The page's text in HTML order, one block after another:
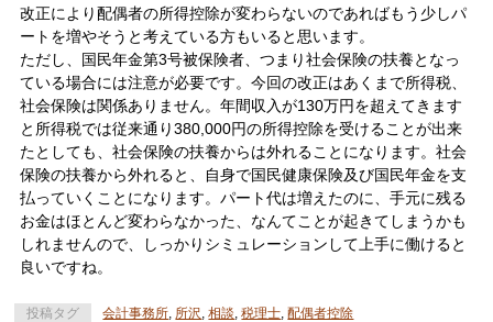
改正により配偶者の所得控除が変わらないのであればもう少しパ
ートを増やそうと考えている方もいると思います。
ただし、国民年金第3号被保険者、つまり社会保険の扶養となっ
ている場合には注意が必要です。今回の改正はあくまで所得税、
社会保険は関係ありません。年間収入が130万円を超えてきます
と所得税では従来通り380,000円の所得控除を受けることが出来
たとしても、社会保険の扶養からは外れることになります。社会
保険の扶養から外れると、自身で国民健康保険及び国民年金を支
払っていくことになります。パート代は増えたのに、手元に残る
お金はほとんど変わらなかった、なんてことが起きてしまうかも
しれませんので、しっかりシミュレーションして上手に働けると
良いですね。
投稿タグ 会計事務所, 所沢,相談,税理士,配偶者控除